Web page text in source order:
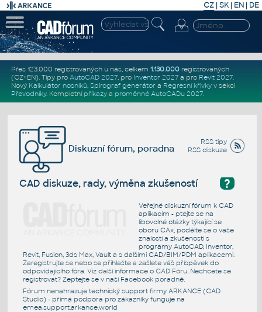
CZ | SK| EN | DE
Přes 123.000 registrovaných u nás, celkem 1.130.000registrovaných
(CZ+EN). Tipy pro AutoCAD 2027, pro Inventor 2027a pro Revit 2027.
Nový Kalkulátor nosníků, Spirograf generátor a Regresní křivkyv sekci
Převodníky. Kompletní příkazya proměnné AutoCADu 2027.
RSS tipy
RSS diskuze
Diskuzní fórum, poradna
?
CAD diskuze, rady, výměna zkušeností
Veřejné diskuzní fórum k CAD
aplikacím - ptejte se na
libovolné otázky týkající se
oboru CAx, podělte se o vaše
znalosti a zkušenosti s
programy AutoCAD, Inventor,
Revit, Fusion, 3ds Max, Vault a s dalšími CAD/BIM/PDM aplikacemi.
Zaregistrujte se nebo se přihlašte a zašlete váš příspěvek do
odpovídajícího fóra. Viz další informace o CAD Fóru. Nechcete se
registrovat? Zeptejte se v naší Facebook poradně.
Fórum nenahrazuje technický support firmy ARKANCE (CAD
Studio) - přímá podpora pro zákazníky funguje na
emea.support.arkance.world